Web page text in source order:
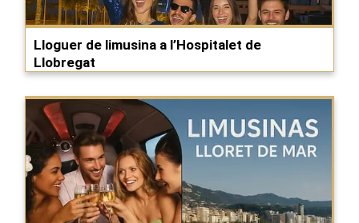
Lloguer de limusina a l’Hospitalet de
Llobregat